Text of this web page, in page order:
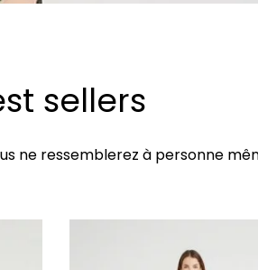
sellers
ne ressemblerez à personne